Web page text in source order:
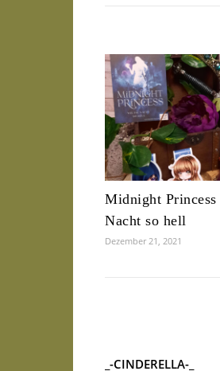
Midnight
Nacht so hell
Dezember 21, 2021
_-CINDERELLA-_